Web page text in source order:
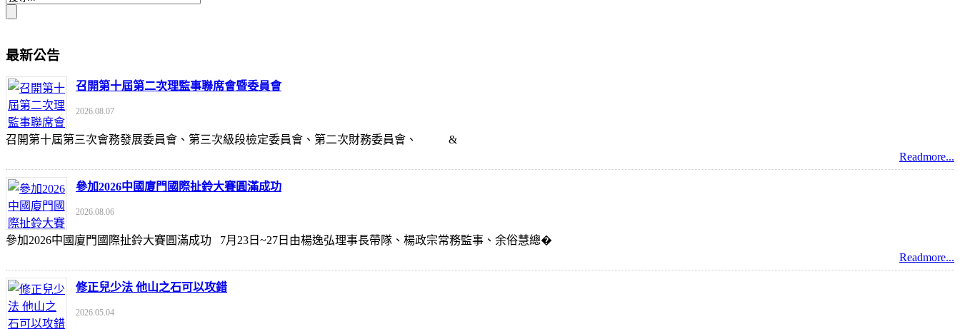
最新公告
召開第十屆第二次理監事聯席會暨委員會
2026.08.07
召開第十屆第三次會務發展委員會、第三次級段檢定委員會、第二次財務委員會、 &
Readmore...
參加2026中國廈門國際扯鈴大賽圓滿成功
2026.08.06
參加2026中國廈門國際扯鈴大賽圓滿成功 7月23日~27日由楊逸弘理事長帶隊、楊政宗常務監事、余俗慧總�
Readmore...
修正兒少法 他山之石可以攻錯
2026.05.04